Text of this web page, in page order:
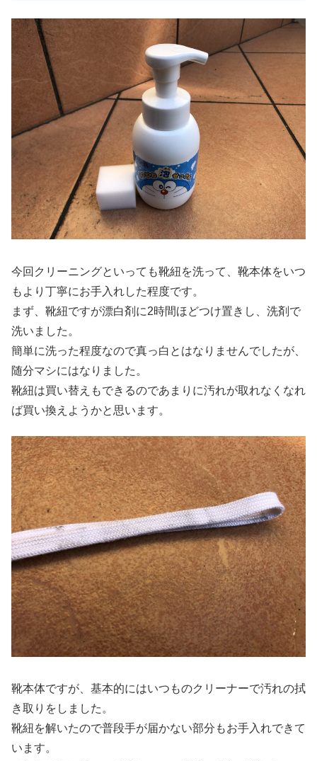
今回クリーニングといっても靴紐を洗って、靴本体をいつ
もより丁寧にお手入れした程度です。
まず、靴紐ですが漂白剤に2時間ほどつけ置きし、洗剤で
洗いました。
簡単に洗った程度なので真っ白とはなりませんでしたが、
随分マシにはなりました。
靴紐は買い替えもできるのであまりに汚れが取れなくなれ
ば買い換えようかと思います。
靴本体ですが、基本的にはいつものクリーナーで汚れの拭
き取りをしました。
靴紐を解いたので普段手が届かない部分もお手入れできて
います。